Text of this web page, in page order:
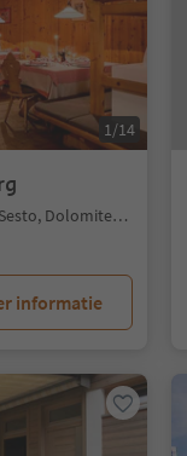
1/14
S.Giuseppe/Moos, Sexten/Sesto, Dolomites Region 3 Zinnen
informatie